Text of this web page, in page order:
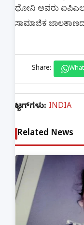
ಧೋನಿ ಅವರು ಐಪಿಎಲ್
ಸಾಮಾಜಿಕ
Share:
ಟ್ಯಾಗ್‌ಗಳು: INDIA
Related News